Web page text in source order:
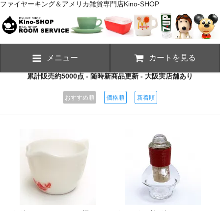
ファイヤーキング＆アメリカ雑貨専門店Kino-SHOP
メニュー カートを見る
累計販売約5000点 - 随時新商品更新 - 大阪実店舗あり
おすすめ順 価格順 新着順